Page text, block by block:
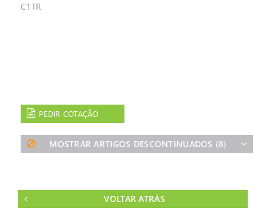
C1TR
PEDIR COTAÇÃO
MOSTRAR ARTIGOS DESCONTINUADOS (8)
VOLTAR ATRÁS